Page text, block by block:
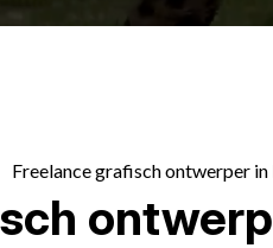
Freelance grafisch ontwerper